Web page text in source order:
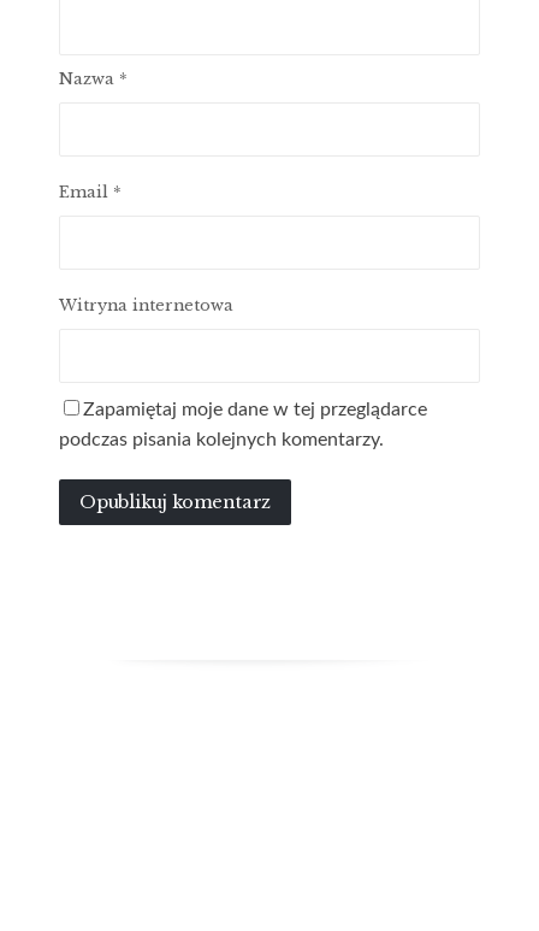
Nazwa *
Email *
Witryna internetowa
Zapamiętaj moje dane w tej przeglądarce
podczas pisania kolejnych komentarzy.